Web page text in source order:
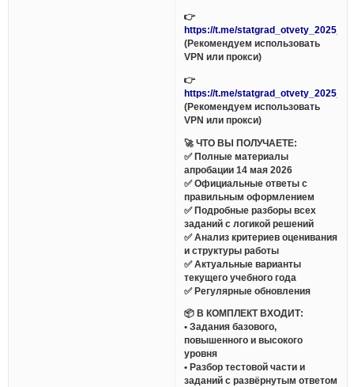
👉
https://t.me/
(Рекомендуем использовать
VPN или прокси)
👉
https://t.me/
(Рекомендуем использовать
VPN или прокси)
🚀 ЧТО ВЫ ПОЛУЧАЕТЕ:
✅ Полные материалы
апробации 14 мая 2026
✅ Официальные ответы с
правильным оформлением
✅ Подробные разборы всех
заданий с логикой решений
✅ Анализ критериев оценивания
и структуры работы
✅ Актуальные варианты
текущего учебного года
✅ Регулярные обновления
📦 В КОМПЛЕКТ ВХОДИТ:
• Задания базового,
повышенного и высокого
уровня
• Разбор тестовой части и
заданий с развёрнутым ответом